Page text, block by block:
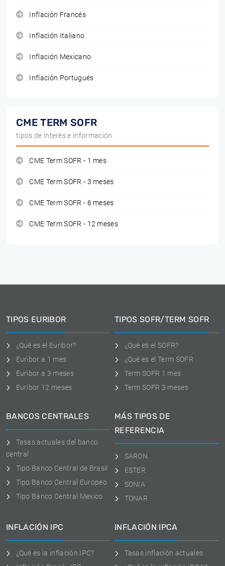
Inflación Francés
Inflación Italiano
Inflación Mexicano
Inflación Portugués
CME TERM SOFR
tipos de interés e información
CME Term SOFR - 1 mes
CME Term SOFR - 3 meses
CME Term SOFR - 6 meses
CME Term SOFR - 12 meses
TIPOS EURIBOR
¿Qué es el Euribor?
Euribor a 1 mes
Euribor a 3 meses
Euríbor 12 meses
TIPOS SOFR/TERM SOFR
¿Qué es el SOFR?
¿Qué es el Term SOFR
Term SOFR 1 mes
Term SOFR 3 meses
BANCOS CENTRALES
Tasas actuales del banco
central
Tipo Banco Central de Brasil
Tipo Banco Central Europeo
Tipo Banco Central Mexico
MÁS TIPOS DE
REFERENCIA
SARON
ESTER
SONIA
TONAR
INFLACIÓN IPC
¿Qué es la inflación IPC?
INFLACIÓN IPCA
Tasas inflación actuales